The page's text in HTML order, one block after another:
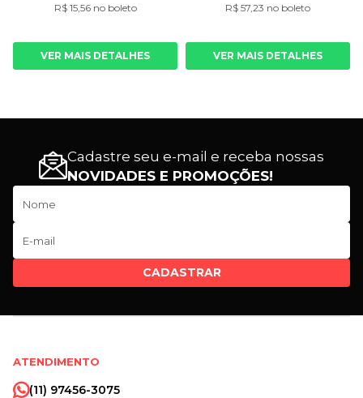
R$ 15,56 no boleto
VER MAIS DETALHES
R$ 57,23 no boleto
VER MAIS DETALHES
Cadastre seu e-mail e receba nossas
NOVIDADES E PROMOÇÕES!
CADASTRAR
ATENDIMENTO
(11) 97456-3075